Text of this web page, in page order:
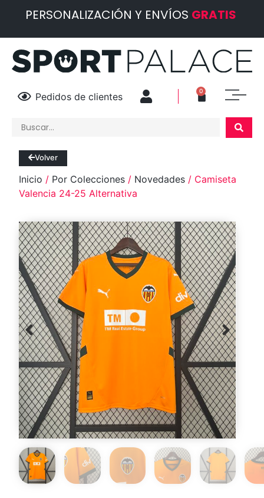
PERSONALIZACIÓN Y ENVÍOS GRATIS
Pedidos de clientes 0
Volver
Inicio / Por Colecciones / Novedades / Camiseta
Valencia 24-25 Alternativa